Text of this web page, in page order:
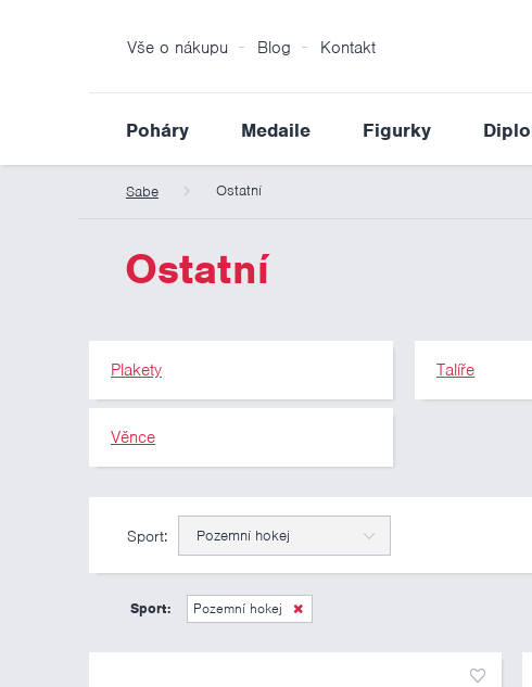
Vše o nákupu Blog Kontakt
Poháry Medaile Figurky
Sabe Ostatní
Ostatní
Plakety Talíře
Věnce
Sport: Pozemní hokej
Sport: Pozemní hokej